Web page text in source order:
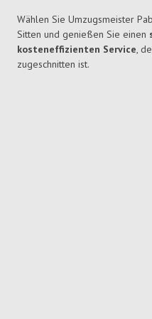
Wählen Sie Umzugsmeister
Sitten und genießen Sie einen
kosteneffizienten Service,
zugeschnitten ist.